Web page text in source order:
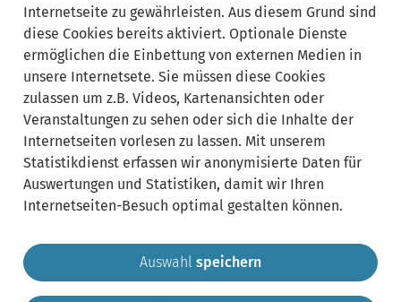
Internetseite zu gewährleisten. Aus diesem Grund sind
diese Cookies bereits aktiviert. Optionale Dienste
ermöglichen die Einbettung von externen Medien in
unsere Internetsete. Sie müssen diese Cookies
zulassen um z.B. Videos, Kartenansichten oder
Veranstaltungen zu sehen oder sich die Inhalte der
Internetseiten vorlesen zu lassen. Mit unserem
Statistikdienst erfassen wir anonymisierte Daten für
Auswertungen und Statistiken, damit wir Ihren
Internetseiten-Besuch optimal gestalten können.
Auswahl speichern